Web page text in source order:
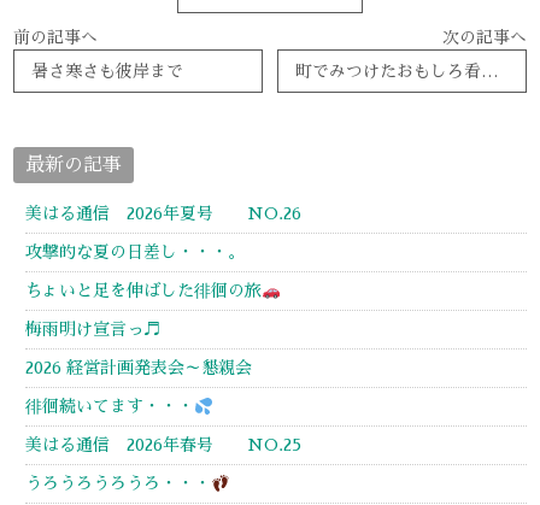
前の記事へ
暑さ寒さも彼岸まで
次の記事へ
町でみつけたおもしろ看板、おしゃれ看板 ～ オシャレサイン編 ～
最新の記事
美はる通信 2026年夏号 NO.26
攻撃的な夏の日差し・・・。
ちょいと足を伸ばした徘徊の旅
梅雨明け宣言っ♬
2026 経営計画発表会～懇親会
徘徊続いてます・・・
美はる通信 2026年春号 NO.25
うろうろうろうろ・・・